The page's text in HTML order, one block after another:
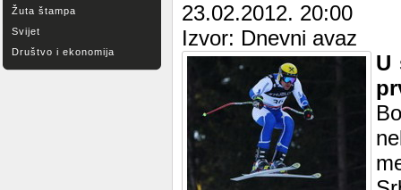
Žuta štampa
Svijet
Društvo i ekonomija
23.02.2012. 20:00
Izvor: Dnevni avaz
U